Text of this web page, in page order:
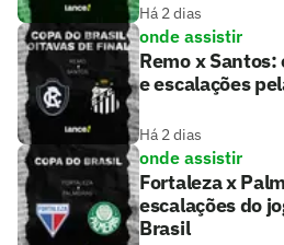
Há 2 dias
onde assistir
Remo x
e escalações
Há 2 dias
onde assistir
Fortaleza x
escalações do
Brasil